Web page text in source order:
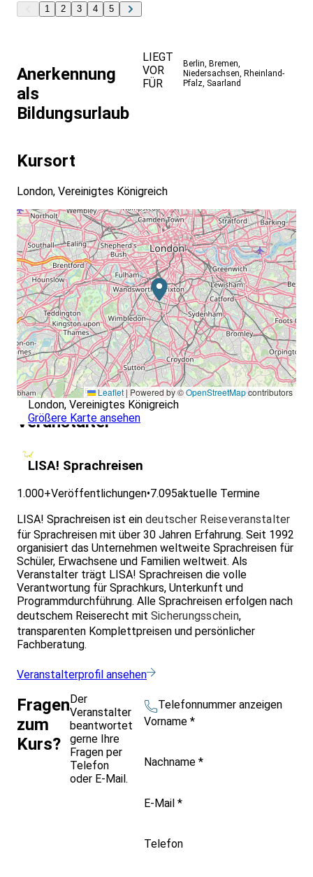
1 2 3 4 5
Anerkennung
als
Bildungsurlaub
LIEGT
VOR
FÜR
Berlin, Bremen,
Niedersachsen, Rheinland-
Pfalz, Saarland
Kursort
London, Vereinigtes Königreich
Leaflet | Powered by ©OpenStreetMapcontributors
London, Vereinigtes Königreich
Größere Karte ansehen
Veranstalter
LISA! Sprachreisen
1.000+Veröffentlichungen•7.095aktuelle Termine
LISA! Sprachreisen ist ein deutscher Reiseveranstalter
für Sprachreisen mit über 30 Jahren Erfahrung. Seit 1992
organisiert das Unternehmen weltweite Sprachreisen für
Schüler, Erwachsene und Familien weltweit. Als
Veranstalter trägt LISA! Sprachreisen die volle
Verantwortung für Sprachkurs, Unterkunft und
Programmdurchführung. Alle Sprachreisen erfolgen nach
deutschem Reiserecht mit Sicherungsschein,
transparenten Komplettpreisen und persönlicher
Fachberatung.
Veranstalterprofil ansehen
Fragen
zum
Kurs?
Der
Veranstalter
beantwortet
gerne Ihre
Fragen per
Telefon
oder E-Mail.
Telefonnummer anzeigen
Vorname *
Nachname *
E-Mail *
Telefon